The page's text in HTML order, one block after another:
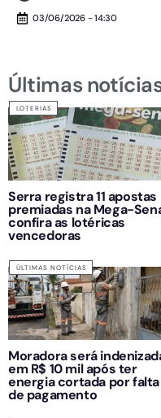
03/06/2026 - 14:30
Últimas
LOTERIAS
Serra registra 11 apostas
premiadas na Mega-
confira as lotéricas
vencedoras
ÚLTIMAS NOTÍCIAS
Moradora será
em R$ 10 mil após ter
energia cortada por falta
de pagamento